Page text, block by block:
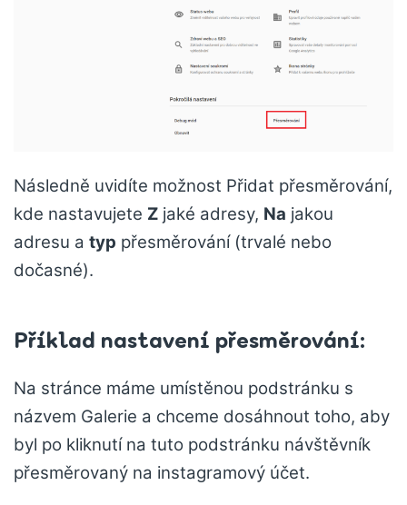
Následně uvidíte možnost Přidat přesměrování,
kde nastavujete Z jaké adresy, Na jakou
adresu a typ přesměrování (trvalé nebo
dočasné).
Příklad nastavení přesměrování:
Na stránce máme umístěnou podstránku s
názvem Galerie a chceme dosáhnout toho, aby
byl po kliknutí na tuto podstránku návštěvník
přesměrovaný na instagramový účet.